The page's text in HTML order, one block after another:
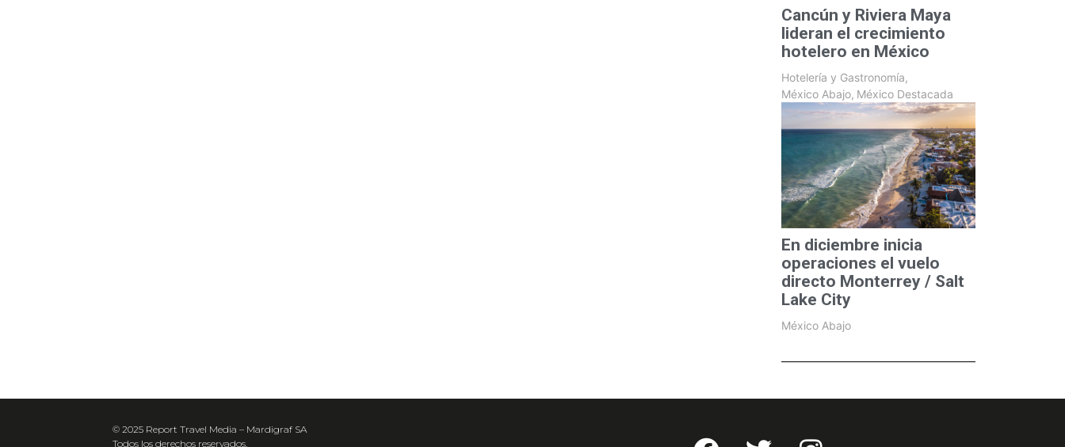
Cancún y Riviera Maya
lideran el crecimiento
hotelero en México
Hotelería y Gastronomía,
México Abajo, México Destacada
En diciembre inicia
operaciones el vuelo
directo Monterrey / Salt
Lake City
México Abajo
© 2025 Report Travel Media – Mardigraf SA
Todos los derechos reservados.